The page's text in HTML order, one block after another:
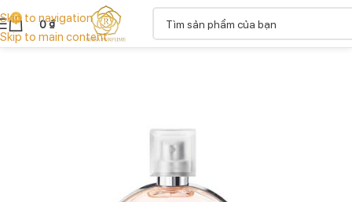
Skip to navigation
Skip to main content
0 0₫